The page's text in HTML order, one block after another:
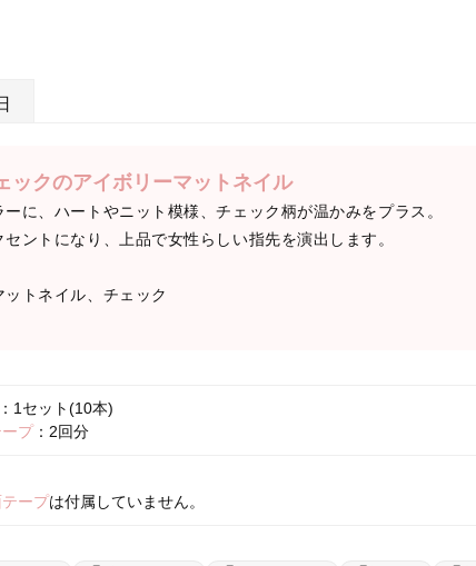
ックのアイボリーマットネイル
に、ハートやニット模様、チェック柄が温かみをプラス。
ントになり、上品で女性らしい指先を演出します。
トネイル、チェック
1セット(10本)
プ：2回分
ープは付属していません。